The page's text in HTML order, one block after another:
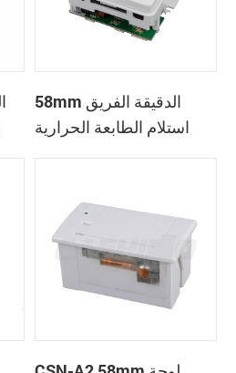
58mm الدقيقة الفريق
استلام الطابعة الحرارية